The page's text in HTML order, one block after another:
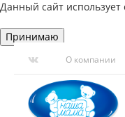
Данный сайт
Принимаю
О компании